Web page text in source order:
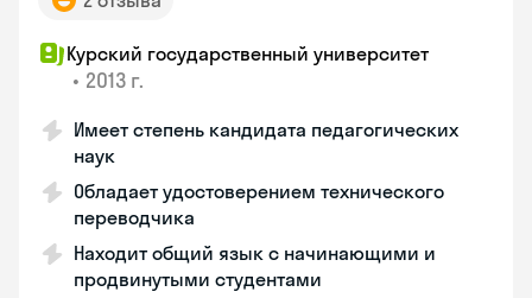
Курский государственный университет
• 2013 г.
Имеет степень кандидата педагогических
наук
Обладает удостоверением технического
переводчика
Находит общий язык с начинающими и
продвинутыми студентами